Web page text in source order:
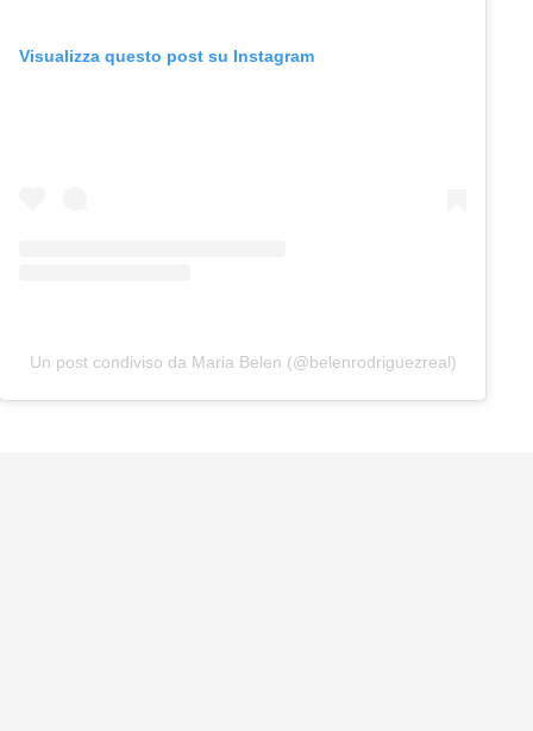
Visualizza questo post su Instagram
Un post condiviso da Maria Belen (@belenrodriguezreal)